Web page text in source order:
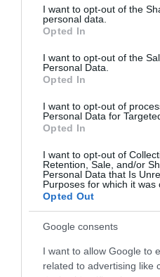
not limited to your visit or
grant or deny consent to
use your data for below
consent section.
I want to opt-out of the
personal data.
Opted In
I want to opt-out of the
Personal Data.
Opted In
I want to opt-out of
Personal Data for
Opted In
I want to opt-out of
Retention, Sale, and/or
Personal Data that Is
Purposes for which it was
Opted Out
Google consents
I want to allow Google to
related to advertising like
ΡΟΗ ΕΙΔΗΣΕΩΝ
Το χρηματοδοτούμενο
από την ΕΕ έργο “The
Gaming Police”